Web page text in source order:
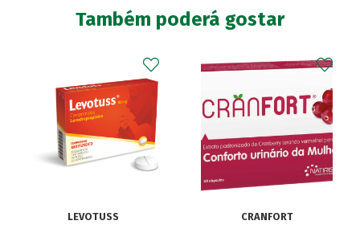
Também poderá gostar
LEVOTUSS CRANFORT